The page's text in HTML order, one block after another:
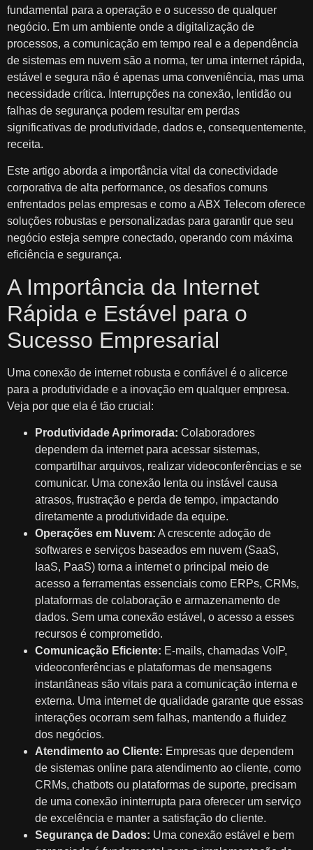
fundamental para a operação e o sucesso de qualquer
negócio. Em um ambiente onde a digitalização de
processos, a comunicação em tempo real e a dependência
de sistemas em nuvem são a norma, ter uma internet rápida,
estável e segura não é apenas uma conveniência, mas uma
necessidade crítica. Interrupções na conexão, lentidão ou
falhas de segurança podem resultar em perdas
significativas de produtividade, dados e, consequentemente,
receita.
Este artigo aborda a importância vital da conectividade
corporativa de alta performance, os desafios comuns
enfrentados pelas empresas e como a ABX Telecom oferece
soluções robustas e personalizadas para garantir que seu
negócio esteja sempre conectado, operando com máxima
eficiência e segurança.
A Importância da Internet
Rápida e Estável para o
Sucesso Empresarial
Uma conexão de internet robusta e confiável é o alicerce
para a produtividade e a inovação em qualquer empresa.
Veja por que ela é tão crucial:
Produtividade Aprimorada: Colaboradores
dependem da internet para acessar sistemas,
compartilhar arquivos, realizar videoconferências e se
comunicar. Uma conexão lenta ou instável causa
atrasos, frustração e perda de tempo, impactando
diretamente a produtividade da equipe.
Operações em Nuvem: A crescente adoção de
softwares e serviços baseados em nuvem (SaaS,
IaaS, PaaS) torna a internet o principal meio de
acesso a ferramentas essenciais como ERPs, CRMs,
plataformas de colaboração e armazenamento de
dados. Sem uma conexão estável, o acesso a esses
recursos é comprometido.
Comunicação Eficiente: E-mails, chamadas VoIP,
videoconferências e plataformas de mensagens
instantâneas são vitais para a comunicação interna e
externa. Uma internet de qualidade garante que essas
interações ocorram sem falhas, mantendo a fluidez
dos negócios.
Atendimento ao Cliente: Empresas que dependem
de sistemas online para atendimento ao cliente, como
CRMs, chatbots ou plataformas de suporte, precisam
de uma conexão ininterrupta para oferecer um serviço
de excelência e manter a satisfação do cliente.
Segurança de Dados: Uma conexão estável e bem